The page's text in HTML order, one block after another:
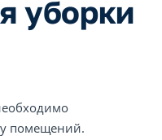
уборки
помещений.